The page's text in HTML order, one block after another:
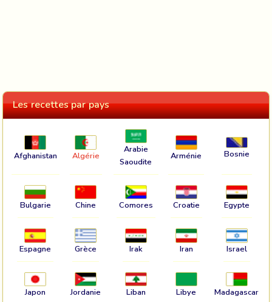
Les recettes par pays
Afghanistan Algérie
Arabie
Saoudite
Arménie Bosnie
Bulgarie Chine Comores Croatie Egypte
Espagne Grèce Irak Iran Israel
Japon Jordanie Liban Libye Madagascar